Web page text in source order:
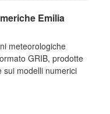
Emilia
meteorologiche
GRIB, prodotte
sui modelli numerici